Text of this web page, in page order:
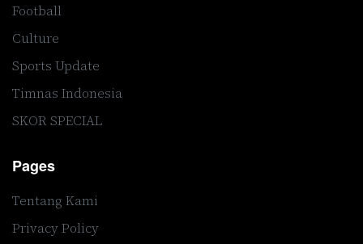
Football
Culture
Sports Update
Timnas Indonesia
SKOR SPECIAL
Pages
Tentang Kami
Privacy Policy